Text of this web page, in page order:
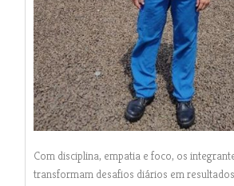
Com disciplina, empatia e foco, os
transformam desafios diários em